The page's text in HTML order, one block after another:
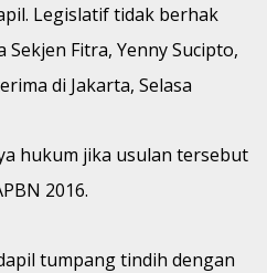
Legislatif tidak berhak
Fitra, Yenny Sucipto,
di Jakarta, Selasa
hukum jika usulan tersebut
2016.
tumpang tindih dengan